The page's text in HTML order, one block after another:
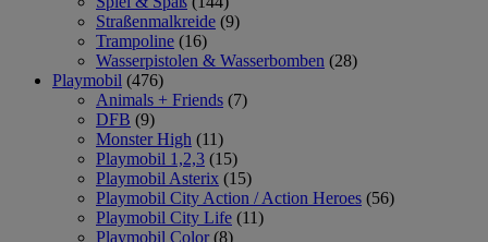
Straßenmalkreide (9)
Trampoline (16)
Wasserpistolen & Wasserbomben (28)
Playmobil (476)
Animals + Friends (7)
DFB (9)
Monster High (11)
Playmobil 1,2,3 (15)
Playmobil Asterix (15)
Playmobil City Action / Action Heroes (56)
Playmobil City Life (11)
Playmobil Color (8)